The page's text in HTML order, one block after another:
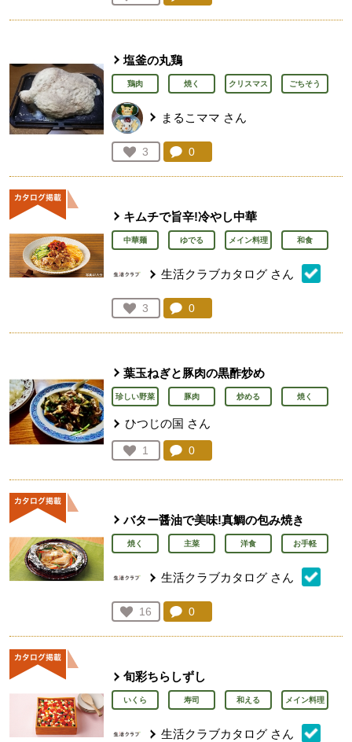
人が登録
塩釜の丸鶏
鶏肉 焼く クリスマス ごちそう
まるこママ さん
お気に入り登録：
3
人が登録
コメント：
0
キムチで旨辛!冷やし中華
中華麺 ゆでる メイン料理 和食
生活クラブカタログ さん
お気に入り登録：
3
人が登録
コメント：
0
葉玉ねぎと豚肉の黒酢炒め
珍しい野菜 豚肉 炒める 焼く
ひつじの国 さん
お気に入り登録：
1
人が登録
コメント：
0
バター醤油で美味!真鯛の包み焼き
焼く 主菜 洋食 お手軽
生活クラブカタログ さん
お気に入り登録：
16
人が登録
コメント：
0
旬彩ちらしずし
いくら 寿司 和える メイン料理
生活クラブカタログ さん